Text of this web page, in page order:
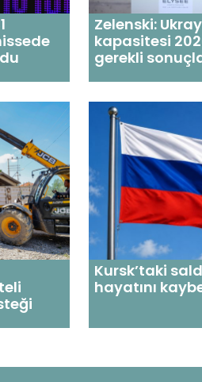
Zelenski:
kapasitesi
gerekli
Kursk’taki
hayatını